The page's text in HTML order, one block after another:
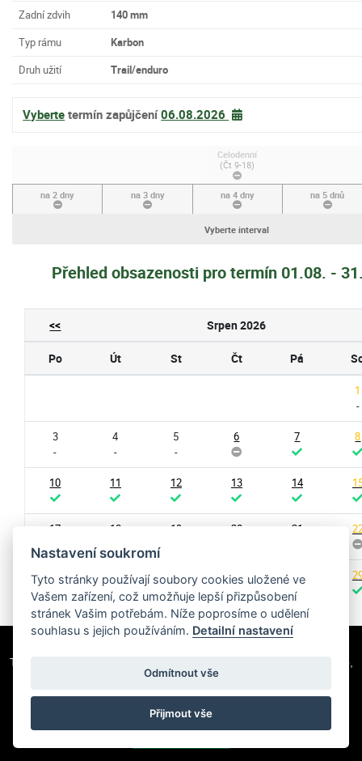
Zadní zdvih
140 mm
Typ rámu
Karbon
Druh užití
Trail/enduro
Vyberte termín zapůjčení06.08.2026
Celodenní
(Čt 9-18)
na 2 dny na 3 dny na 4 dny na 5 dnů
Vyberte interval
Přehled obsazenosti pro termín 01.08. -
<< Srpen 2026
Po Út St Čt Pá
1
-
3
-
4
-
5
-
6 7 8
10 11 12 13 14
17 18 19 20 21
24 25 26 27 28
31
Tato webová stránka používá soubory cookie k poskytování služeb,
personalizaci reklam a analýze provozu. Více informací
zde
SOUHLASÍM
Nastavení soukromí
Tyto stránky používají soubory cookies uložené ve
Vašem zařízení, což umožňuje lepší přizpůsobení
stránek Vašim potřebám. Níže poprosíme o udělení
souhlasu s jejich používáním. Detailní nastavení
Odmítnout vše
Přijmout vše